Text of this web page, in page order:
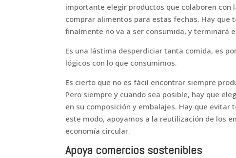
importante elegir productos que colaboren con
comprar alimentos para estas fechas. Hay que
finalmente no va a ser consumida, y terminará
Es una lástima desperdiciar tanta comida, es
lógicos con lo que consumimos.
Es cierto que no es fácil encontrar siempre
Pero siempre y cuando sea posible, hay que
en su composición y embalajes. Hay que
este modo, apoyamos a la reutilización de los
economía circular.
Apoya comercios sostenibles